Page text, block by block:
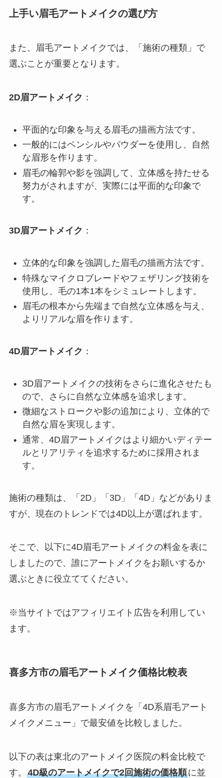
上手い眉毛アートメイクの選び方
また、眉毛アートメイクでは、「施術の種類」で
選ぶことが重要となります。
2D眉アートメイク ：
平面的な印象を与える眉毛の描画方法です。
一般的にはペンシルやパウダーを使用し、自然
な眉形を作ります。
眉毛の輪郭や影を強調して、立体感を持たせる
努力がされますが、実際には平面的な印象で
す。
3D眉アートメイク ：
立体的な印象を強調した眉毛の描画方法です。
特殊なマイクロブレードやフェザリング技術を
使用し、毛の1本1本をシミュレートします。
眉毛の根本から先端まで自然な立体感を与え、
よりリアルな眉を作ります。
4D眉アートメイク ：
3D眉アートメイクの技術をさらに進化させたも
ので、さらに自然な立体感を追求します。
微細なストロークや影の追加により、立体的で
自然な眉を実現します。
通常、4D眉アートメイクはより細かいディテー
ルとリアリティを追求するために採用されま
す。
施術の種類は、「2D」「3D」「4D」などがありま
すが、現在のトレンドでは4D以上が選ばれます。
そこで、以下に4D眉毛アートメイクの料金を表に
しましたので、誰にアートメイクをお願いするか
選ぶときに役立ててください。
※当サイトではアフィリエイト広告を利用してい
ます。
喜多方市の眉毛アートメイク価格比較表
喜多方市の眉毛アートメイクを「4D系眉毛アート
メイクメニュー」で最安値を比較しました。
以下の表は東北のアートメイク医院の料金比較で
す。 4D級のアートメイクで2回施術の価格順に並